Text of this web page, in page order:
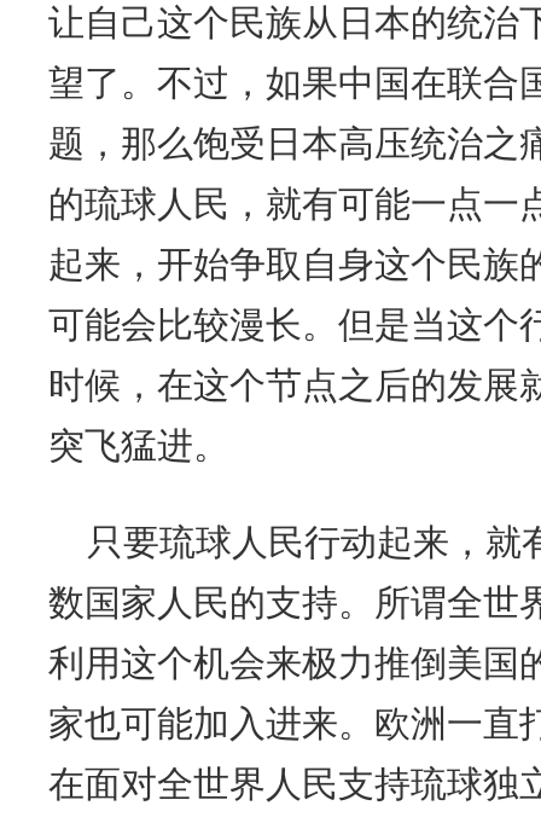
让自己这个民族从日本的统治
望了。不过，如果中国在联合
题，那么饱受日本高压统治之
的琉球人民，就有可能一点一
起来，开始争取自身这个民族
可能会比较漫长。但是当这个
时候，在这个节点之后的发展
突飞猛进。
只要琉球人民行动起来，就
数国家人民的支持。所谓全世
利用这个机会来极力推倒美国
家也可能加入进来。欧洲一直
在面对全世界人民支持琉球独